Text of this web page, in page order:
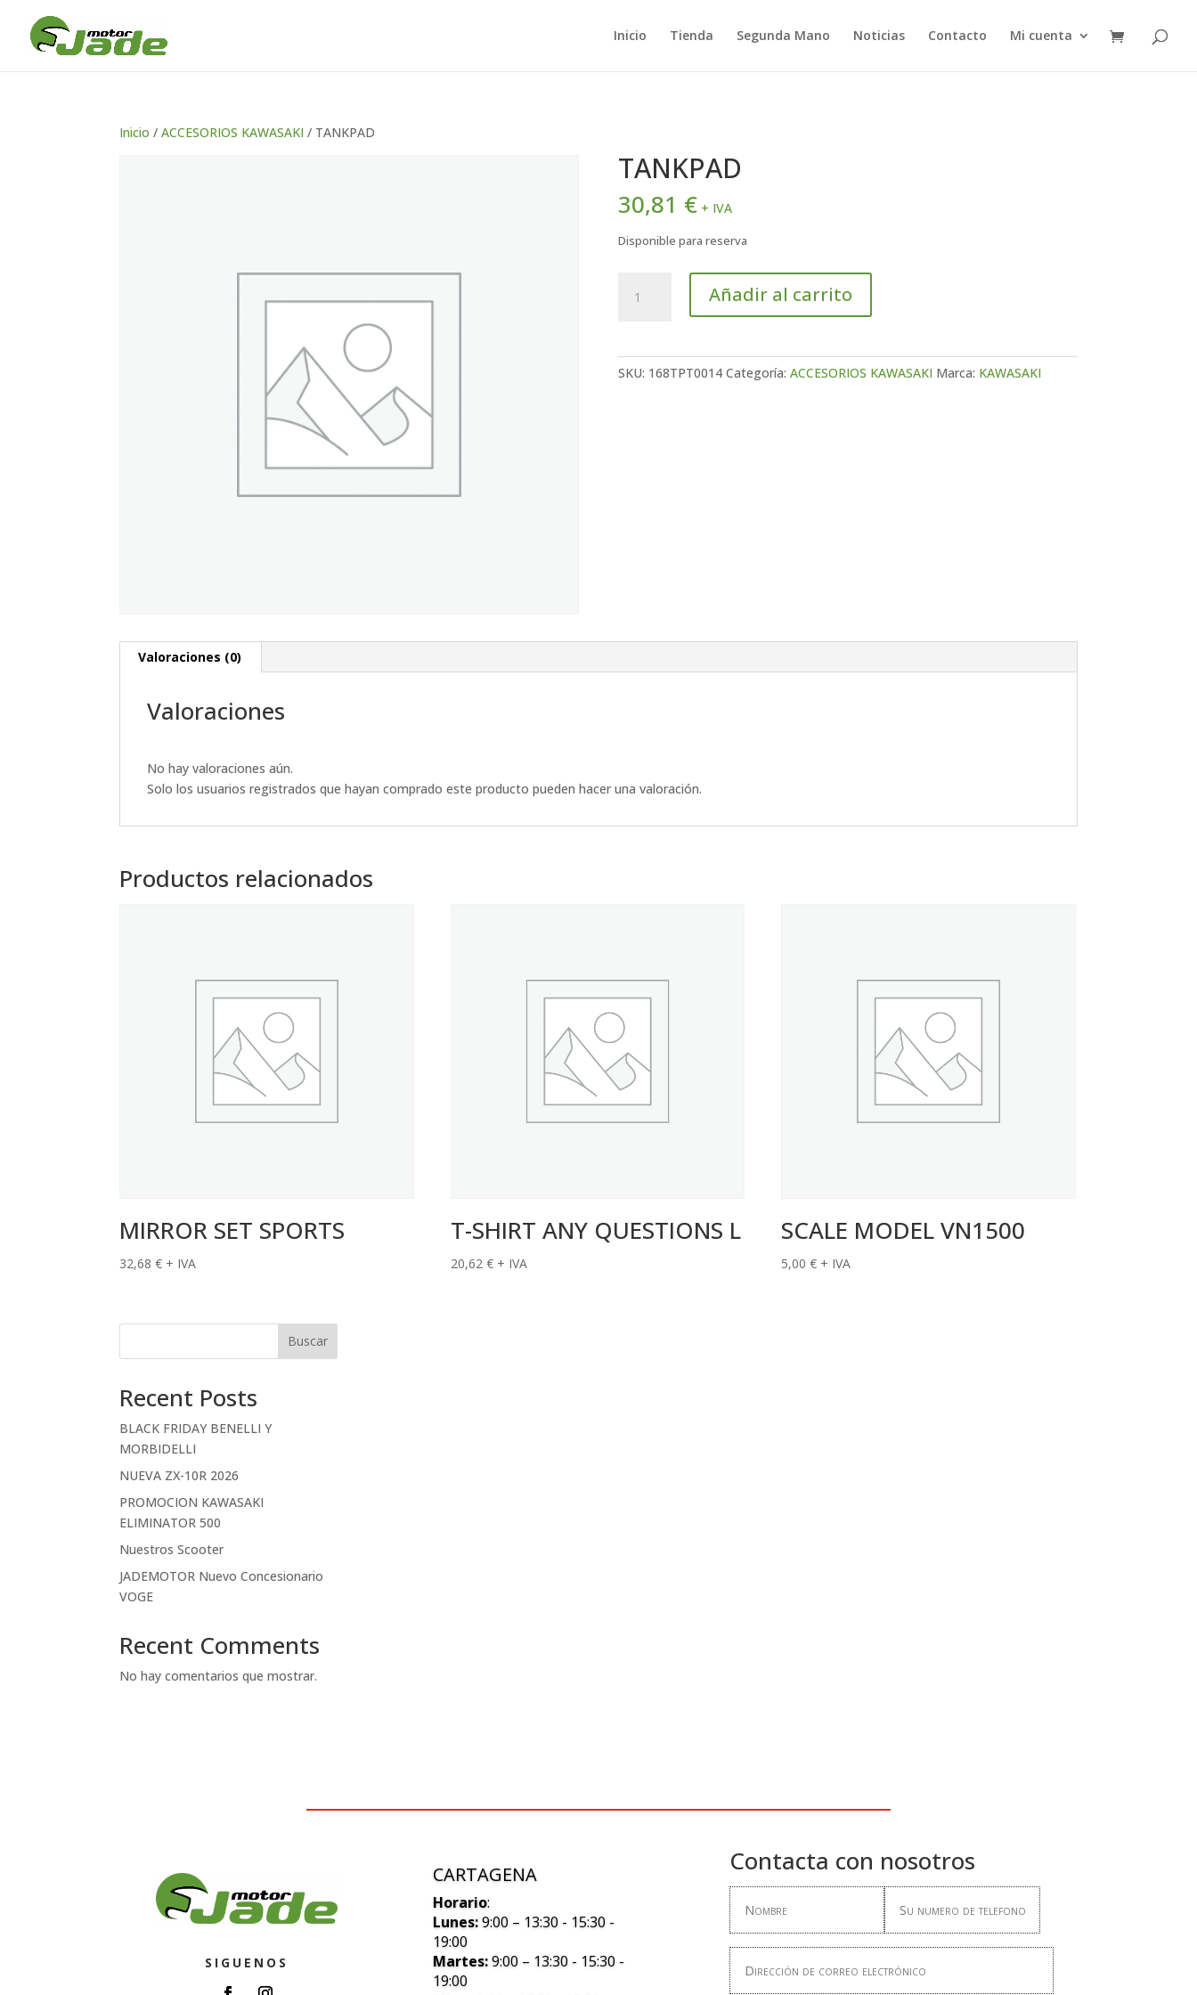
Inicio Tienda Segunda Mano Noticias Contacto Mi cuenta
Inicio /ACCESORIOS KAWASAKI / TANKPAD
TANKPAD
30,81 € + IVA
Disponible para reserva
cantidad
Añadir al carrito
SKU: 168TPT0014 Categoría: ACCESORIOS KAWASAKI Marca: KAWASAKI
Valoraciones (0)
Valoraciones
No hay valoraciones aún.
Solo los usuarios registrados que hayan comprado este producto pueden hacer una valoración.
Productos relacionados
MIRROR SET SPORTS
32,68€ + IVA
T-SHIRT ANY QUESTIONS L
20,62 € + IVA
SCALE MODEL VN1500
5,00€ + IVA
Buscar
Recent Posts
BLACK FRIDAY BENELLI Y
MORBIDELLI
NUEVA ZX-10R 2026
PROMOCION KAWASAKI
ELIMINATOR 500
Nuestros Scooter
JADEMOTOR Nuevo Concesionario
VOGE
Recent Comments
No hay comentarios que mostrar.
SIGUENOS
CARTAGENA
Horario:
Lunes:9:00 – 13:30 - 15:30 -
19:00
Martes:9:00 – 13:30 - 15:30 -
19:00
Contacta con nosotros